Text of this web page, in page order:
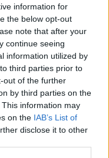
information for
the below opt-out
note that after your
continue seeing
information utilized by
third parties prior to
out of the further
by third parties on the
This information may
on the IAB’s List of
disclose it to other